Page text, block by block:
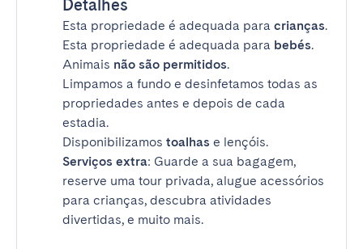
Detalhes
Esta propriedade é adequada para crianças.
Esta propriedade é adequada para bebés.
Animais não são permitidos.
Limpamos a fundo e desinfetamos todas as
propriedades antes e depois de cada
estadia.
Disponibilizamos toalhas e lençóis.
Serviços extra: Guarde a sua bagagem,
reserve uma tour privada, alugue acessórios
para crianças, descubra atividades
divertidas, e muito mais.